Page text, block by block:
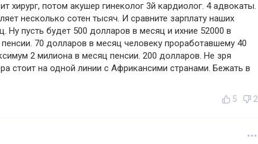
хирург, потом акушер гинеколог 3й кардиолог. 4 адвокаты.
несколько сотен тысяч. И сравните зарплату наших
Ну пусть будет 500 долларов в месяц и ихние 52000 в
70 долларов в месяц человеку проработавшему 40
2 милиона в месяц пенсии. 200 долларов. Не зря
стоит на одной линии с Африкансими странами. Бежать в
5 2